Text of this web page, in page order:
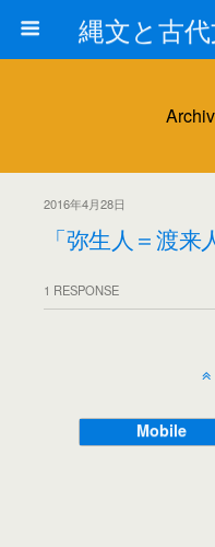
2016年4月28日
「弥生人＝渡
1 RESPONSE
Mobile